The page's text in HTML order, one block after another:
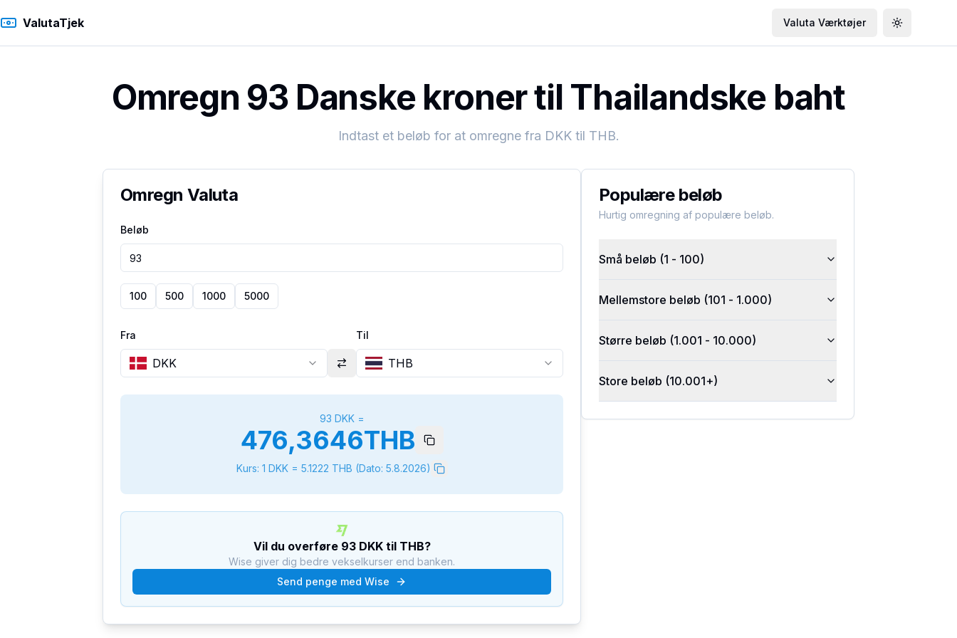
ValutaTjek Valuta Værktøjer Toggle
Omregn 93 Danske kroner til Thailandske baht
Indtast et beløb for at omregne fra DKKtil THB.
Omregn Valuta
Beløb
100 500 1000 5000
Fra
DKK
Til
THB
93 DKK=
476,3646THB
Kurs: 1 DKK= 5.1222 THB (Dato: 5.8.2026)
Vil du overføre 93 DKKtil THB?
Wise giver dig bedre vekselkurser end banken.
Send penge med Wise
Populære beløb
Hurtig omregning af populære beløb.
Små beløb (1 - 100)
Mellemstore beløb (101 - 1.000)
Større beløb (1.001 - 10.000)
Store beløb (10.001+)